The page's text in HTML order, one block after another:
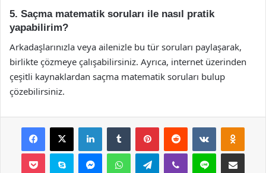
5. Saçma matematik soruları ile nasıl pratik
yapabilirim?
Arkadaşlarınızla veya ailenizle bu tür soruları paylaşarak,
birlikte çözmeye çalışabilirsiniz. Ayrıca, internet üzerinden
çeşitli kaynaklardan saçma matematik soruları bulup
çözebilirsiniz.
Facebook
X LinkedInTumblr PinterestReddit VKontakte
Pocket Skype MessengerWhatsAppTelegramViber Line E-Posta ile